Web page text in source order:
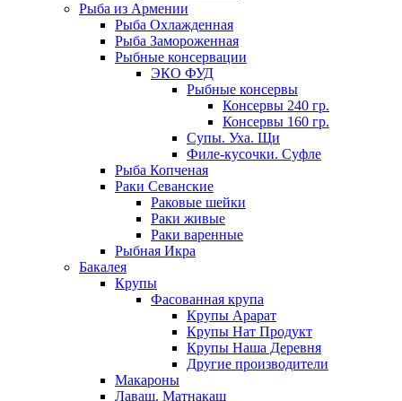
Рыба из Армении
Рыба Охлажденная
Рыба Замороженная
Рыбные консервации
ЭКО ФУД
Рыбные консервы
Консервы 240 гр.
Консервы 160 гр.
Супы. Уха. Щи
Филе-кусочки. Суфле
Рыба Копченая
Раки Севанские
Раковые шейки
Раки живые
Раки варенные
Рыбная Икра
Бакалея
Крупы
Фасованная крупа
Крупы Арарат
Крупы Нат Продукт
Крупы Наша Деревня
Другие производители
Макароны
Лаваш. Матнакаш